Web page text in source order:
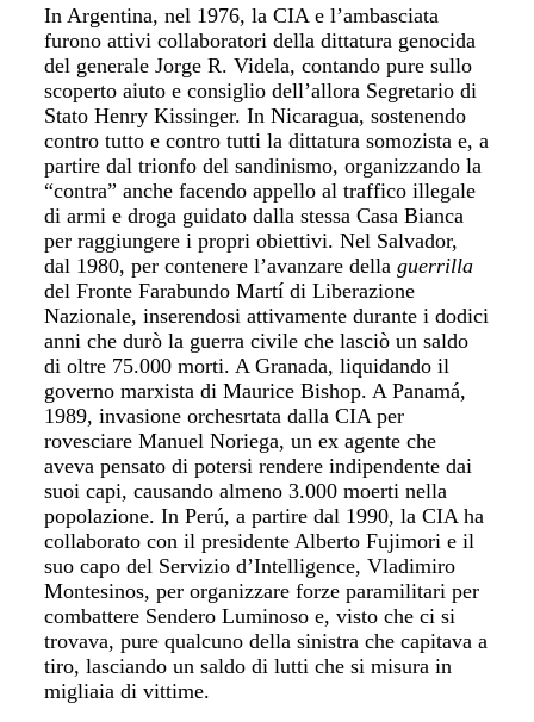
In Argentina, nel 1976, la CIA e l’ambasciata
furono attivi collaboratori della dittatura genocida
del generale Jorge R. Videla, contando pure sullo
scoperto aiuto e consiglio dell’allora Segretario di
Stato Henry Kissinger. In Nicaragua, sostenendo
contro tutto e contro tutti la dittatura somozista e, a
partire dal trionfo del sandinismo, organizzando la
“contra” anche facendo appello al traffico illegale
di armi e droga guidato dalla stessa Casa Bianca
per raggiungere i propri obiettivi. Nel Salvador,
dal 1980, per contenere l’avanzare dellaguerrilla
del Fronte Farabundo Martí di Liberazione
Nazionale, inserendosi attivamente durante i dodici
anni che durò la guerra civile che lasciò un saldo
di oltre 75.000 morti. A Granada, liquidando il
governo marxista di Maurice Bishop. A Panamá,
1989, invasione orchesrtata dalla CIA per
rovesciare Manuel Noriega, un ex agente che
aveva pensato di potersi rendere indipendente dai
suoi capi, causando almeno 3.000 moerti nella
popolazione.In Perú, a partire dal 1990, la CIA ha
collaborato con il presidente Alberto Fujimori e il
suo capo del Servizio d’Intelligence, Vladimiro
Montesinos, per organizzare forze paramilitari per
combattere Sendero Luminoso e, visto che ci si
trovava, pure qualcuno della sinistra che capitava a
tiro, lasciando un saldo di lutti che si misura in
migliaia di vittime.